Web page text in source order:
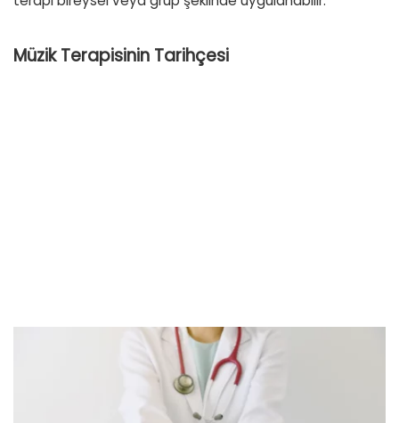
Müzik Terapisinin Tarihçesi